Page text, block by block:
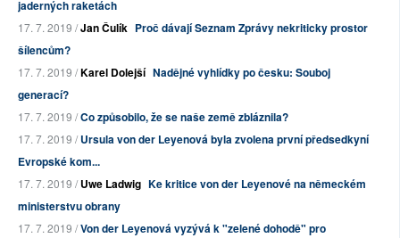
jaderných raketách
17. 7. 2019 /Jan Čulík Proč dávají Seznam Zprávy nekriticky prostor
šílencům?
17. 7. 2019 /Karel Dolejší Nadějné vyhlídky po česku: Souboj
generací?
17. 7. 2019 /Co způsobilo, že se naše země zbláznila?
17. 7. 2019 /Ursula von der Leyenová byla zvolena první předsedkyní
Evropské kom...
17. 7. 2019 /Uwe Ladwig Ke kritice von der Leyenové na německém
ministerstvu obrany
17. 7. 2019 /Von der Leyenová vyzývá k "zelené dohodě" pro